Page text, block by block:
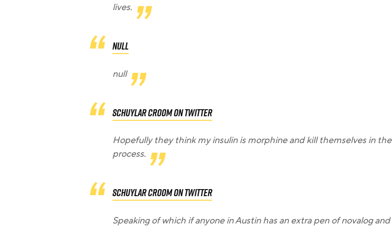
lives.
null
null
Schuylar Croom on Twitter
Hopefully they think my insulin is morphine and kill themselves in the
process.
Schuylar Croom on Twitter
Speaking of which if anyone in Austin has an extra pen of novalog and